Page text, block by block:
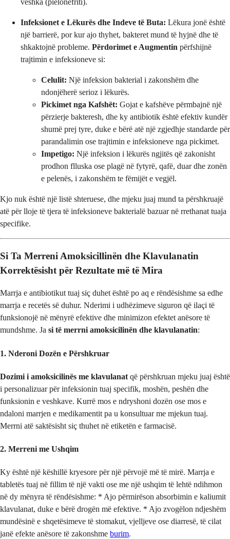
veshka (pielonefriti).
Infeksionet e Lëkurës dhe Indeve të Buta: Lëkura jonë është
një barrierë, por kur ajo thyhet, bakteret mund të hyjnë dhe të
shkaktojnë probleme. Përdorimet e Augmentin përfshijnë
trajtimin e infeksioneve si:
Celulit: Një infeksion bakterial i zakonshëm dhe
ndonjëherë serioz i lëkurës.
Pickimet nga Kafshët: Gojat e kafshëve përmbajnë një
përzierje bakteresh, dhe ky antibiotik është efektiv kundër
shumë prej tyre, duke e bërë atë një zgjedhje standarde për
parandalimin ose trajtimin e infeksioneve nga pickimet.
Impetigo: Një infeksion i lëkurës ngjitës që zakonisht
prodhon flluska ose plagë në fytyrë, qafë, duar dhe zonën
e pelenës, i zakonshëm te fëmijët e vegjël.
Kjo nuk është një listë shteruese, dhe mjeku juaj mund ta përshkruajë
atë për lloje të tjera të infeksioneve bakterialë bazuar në rrethanat tuaja
specifike.
Si Ta Merreni Amoksicillinën dhe Klavulanatin
Korrektësisht për Rezultate më të Mira
Marrja e antibiotikut tuaj siç duhet është po aq e rëndësishme sa edhe
marrja e recetës së duhur. Nderimi i udhëzimeve siguron që ilaçi të
funksionojë në mënyrë efektive dhe minimizon efektet anësore të
mundshme. Ja si të merrni amoksicilinën dhe klavulanatin:
1. Nderoni Dozën e Përshkruar
Dozimi i amoksicilinës me klavulanat që përshkruan mjeku juaj është
i personalizuar për infeksionin tuaj specifik, moshën, peshën dhe
funksionin e veshkave. Kurrë mos e ndryshoni dozën ose mos e
ndaloni marrjen e medikamentit pa u konsultuar me mjekun tuaj.
Merrni atë saktësisht siç thuhet në etiketën e farmacisë.
2. Merreni me Ushqim
Ky është një këshillë kryesore për një përvojë më të mirë. Marrja e
tabletës tuaj në fillim të një vakti ose me një ushqim të lehtë ndihmon
në dy mënyra të rëndësishme: * Ajo përmirëson absorbimin e kaliumit
klavulanat, duke e bërë drogën më efektive. * Ajo zvogëlon ndjeshëm
mundësinë e shqetësimeve të stomakut, vjelljeve ose diarresë, të cilat
janë efekte anësore të zakonshme burim.